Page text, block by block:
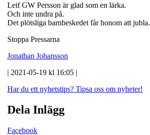
Leif GW Persson är glad som en lärka.
Och inte undra på.
Det plötsliga barnbeskedet får honom att jubla.
Stoppa Pressarna
Jonathan Johansson
| 2021-05-19 kl 16:05 |
Har du ett nyhetstips? Tipsa oss om nyheter!
Dela Inlägg
Facebook